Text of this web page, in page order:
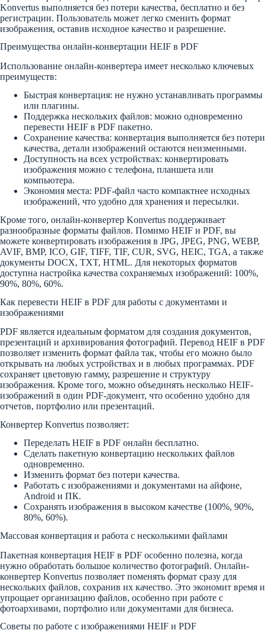
Konvertus выполняется без потери качества, бесплатно и без
регистрации. Пользователь может легко сменить формат
изображения, оставив исходное качество и разрешение.
Преимущества онлайн-конвертации HEIF в PDF
Использование онлайн-конвертера имеет несколько ключевых
преимуществ:
Быстрая конвертация: не нужно устанавливать программы
или плагины.
Поддержка нескольких файлов: можно одновременно
перевести HEIF в PDF пакетно.
Сохранение качества: конвертация выполняется без потери
качества, детали изображений остаются неизменными.
Доступность на всех устройствах: конвертировать
изображения можно с телефона, планшета или
компьютера.
Экономия места: PDF-файл часто компактнее исходных
изображений, что удобно для хранения и пересылки.
Кроме того, онлайн-конвертер Konvertus поддерживает
разнообразные форматы файлов. Помимо HEIF и PDF, вы
можете конвертировать изображения в JPG, JPEG, PNG, WEBP,
AVIF, BMP, ICO, GIF, TIFF, TIF, CUR, SVG, HEIC, TGA, а также
документы DOCX, TXT, HTML. Для некоторых форматов
доступна настройка качества сохраняемых изображений: 100%,
90%, 80%, 60%.
Как перевести HEIF в PDF для работы с документами и
изображениями
PDF является идеальным форматом для создания документов,
презентаций и архивирования фотографий. Перевод HEIF в PDF
позволяет изменить формат файла так, чтобы его можно было
открывать на любых устройствах и в любых программах. PDF
сохраняет цветовую гамму, разрешение и структуру
изображения. Кроме того, можно объединять несколько HEIF-
изображений в один PDF-документ, что особенно удобно для
отчетов, портфолио или презентаций.
Конвертер Konvertus позволяет:
Переделать HEIF в PDF онлайн бесплатно.
Сделать пакетную конвертацию нескольких файлов
одновременно.
Изменить формат без потери качества.
Работать с изображениями и документами на айфоне,
Android и ПК.
Сохранять изображения в высоком качестве (100%, 90%,
80%, 60%).
Массовая конвертация и работа с несколькими файлами
Пакетная конвертация HEIF в PDF особенно полезна, когда
нужно обработать большое количество фотографий. Онлайн-
конвертер Konvertus позволяет поменять формат сразу для
нескольких файлов, сохранив их качество. Это экономит время и
упрощает организацию файлов, особенно при работе с
фотоархивами, портфолио или документами для бизнеса.
Советы по работе с изображениями HEIF и PDF